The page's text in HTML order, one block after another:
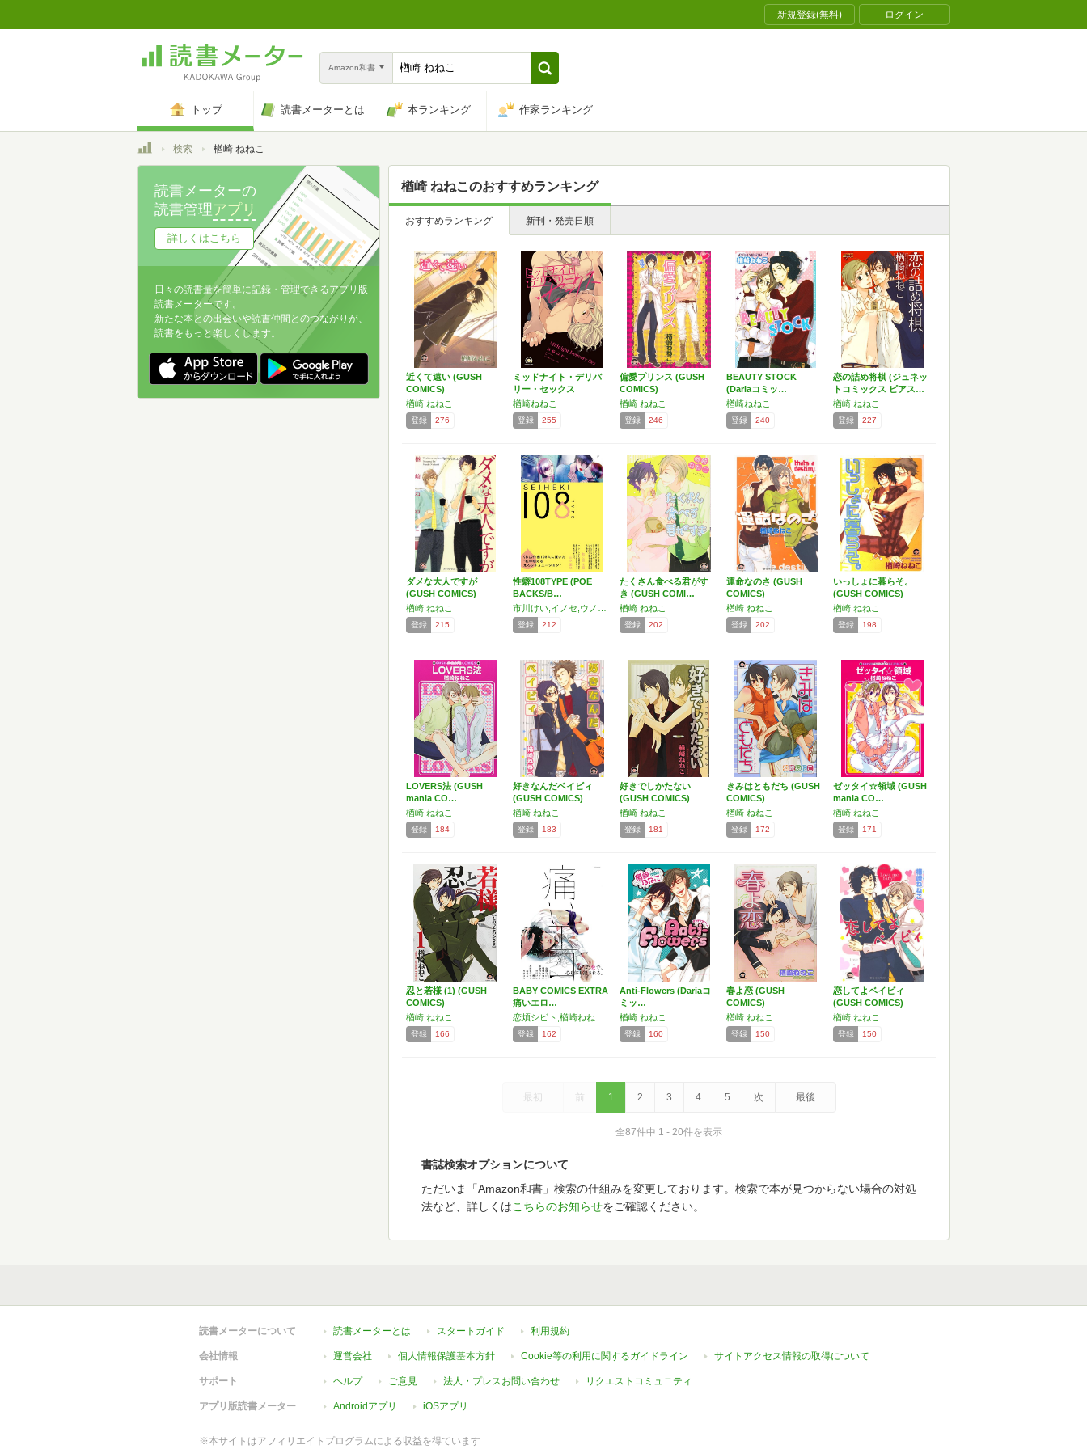
新規登録(無料) ログイン
Amazon和書
トップ 読書メーターとは 本ランキング 作家ランキング
トップ検索 楢崎 ねねこ
楢崎 ねねこ のおすすめランキング
おすすめランキング 新刊・発売日順
近くて遠い (GUSH
COMICS)
楢崎 ねねこ
登録 276
ミッドナイト・デリバ
リー・セックス
(GUS…
楢崎ねねこ
登録 255
偏愛プリンス (GUSH
COMICS)
楢崎 ねねこ
登録 246
BEAUTY STOCK
(Dariaコミッ…
楢崎ねねこ
登録 240
恋の詰め将棋 (ジュネッ
トコミックス ピアス…
楢崎 ねねこ
登録 227
ダメな大人ですが
(GUSH COMICS)
楢崎 ねねこ
登録 215
性癖108TYPE (POE
BACKS/B…
登録 212
たくさん食べる君がす
き (GUSH COMI…
楢崎 ねねこ
登録 202
運命なのさ (GUSH
COMICS)
楢崎 ねねこ
登録 202
いっしょに暮らそ。
(GUSH COMICS)
楢崎 ねねこ
登録 198
LOVERS法 (GUSH
mania CO…
楢崎 ねねこ
登録 184
好きなんだベイビィ
(GUSH COMICS)
楢崎 ねねこ
登録 183
好きでしかたない
(GUSH COMICS)
楢崎 ねねこ
登録 181
きみはともだち (GUSH
COMICS)
楢崎 ねねこ
登録 172
ゼッタイ☆領域 (GUSH
mania CO…
楢崎 ねねこ
登録 171
忍と若様 (1) (GUSH
COMICS)
楢崎 ねねこ
登録 166
BABY COMICS EXTRA
痛いエロ…
登録 162
Anti-Flowers (Dariaコ
ミッ…
楢崎 ねねこ
登録 160
春よ恋 (GUSH
COMICS)
楢崎 ねねこ
登録 150
恋してよベイビィ
(GUSH COMICS)
楢崎 ねねこ
登録 150
最初 前 1 2 3 4 5 次 最後
全87件中 1 - 20件を表示
書誌検索オプションについて
ただいま「Amazon和書」検索の仕組みを変更しております。検索で本が見つからない場合の対処
法など、詳しくはこちらのお知らせをご確認ください。
読書メーターの
読書管理アプリ
詳しくはこちら
日々の読書量を簡単に記録・管理できるアプリ版
読書メーターです。
新たな本との出会いや読書仲間とのつながりが、
読書をもっと楽しくします。
読書メーターについて 読書メーターとは スタートガイド 利用規約
会社情報 運営会社 個人情報保護基本方針 Cookie等の利用に関するガイドライン サイトアクセス情報の取得について
サポート ヘルプ ご意見 法人・プレスお問い合わせ リクエストコミュニティ
アプリ版読書メーター Androidアプリ iOSアプリ
※本サイトはアフィリエイトプログラムによる収益を得ています